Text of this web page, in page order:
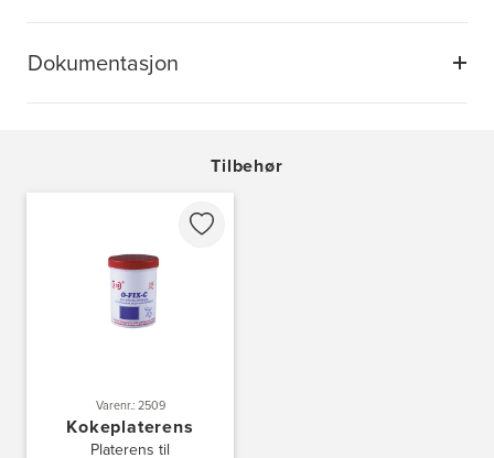
Dokumentasjon
Tilbehør
Varenr.: 2509
Kokeplaterens
Platerens til